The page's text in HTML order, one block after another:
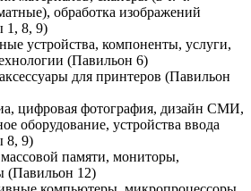
обработка изображений
1, 8, 9)
устройства, компоненты, услуги,
(Павильон 6)
для принтеров (Павильон
цифровая фотография, дизайн СМИ,
оборудование, устройства ввода
8, 9)
массовой памяти, мониторы,
(Павильон 12)